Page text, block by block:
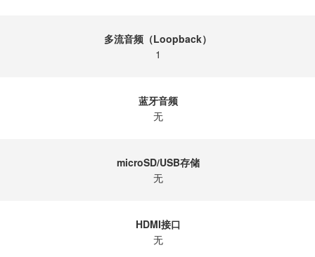
多流音频（Loopback）
1
蓝牙音频
无
microSD/USB存储
无
HDMI接口
无